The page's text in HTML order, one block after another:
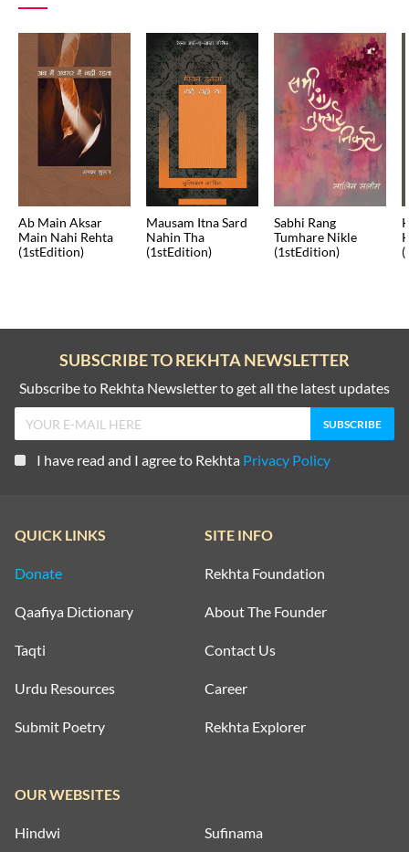
Ab Main Aksar
Main Nahi Rehta
(1stEdition)
Mausam Itna Sard
Nahin Tha
(1stEdition)
Sabhi Rang
Tumhare Nikle
(1stEdition)
SUBSCRIBE TO REKHTA NEWSLETTER
Subscribe to Rekhta Newsletter to get all the latest updates
I have read and I agree to Rekhta Privacy Policy
QUICK LINKS
Donate
Qaafiya Dictionary
Taqti
Urdu Resources
Submit Poetry
SITE INFO
Rekhta Foundation
About The Founder
Contact Us
Career
Rekhta Explorer
OUR WEBSITES
Hindwi Sufinama